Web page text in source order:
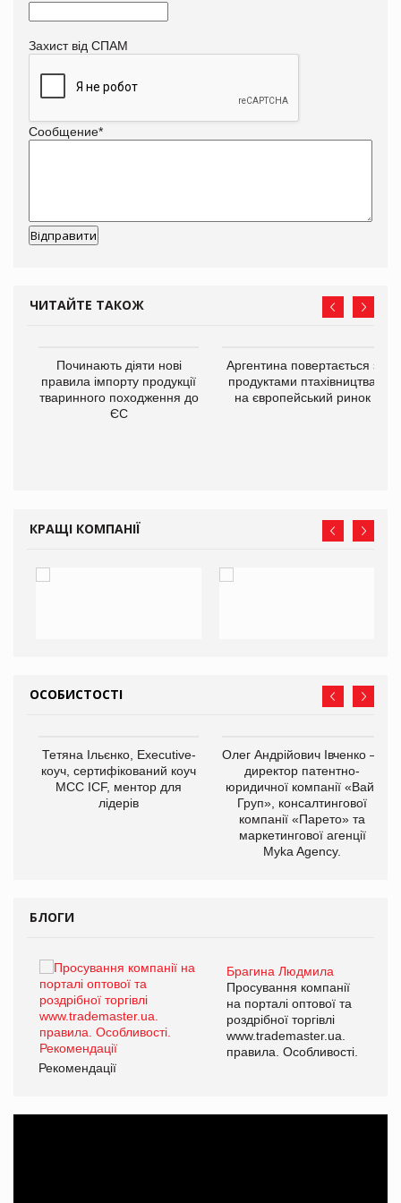
Захист від СПАМ
Сообщение*
ЧИТАЙТЕ ТАКОЖ
Починають діяти нові
правила імпорту продукції
тваринного походження до
ЄС
Аргентина повертається з
продуктами птахівництва
на європейський ринок
КРАЩІ КОМПАНІЇ
ОСОБИСТОСТІ
Тетяна Ільєнко, Executive-
коуч, сертифікований коуч
МСС ICF, ментор для
лідерів
Олег Андрійович Івченко —
директор патентно-
юридичної компанії «Вайз
Груп», консалтингової
компанії «Парето» та
маркетингової агенції
Myka Agency.
БЛОГИ
Брагина Людмила
Просування компанії
на порталі оптової та
роздрібної торгівлі
www.trademaster.ua.
правила. Особливості.
Рекомендації